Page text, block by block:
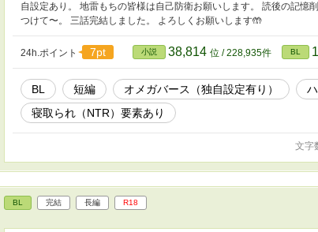
自設定あり。 地雷もちの皆様は自己防衛お願いします。 読後の記憶
つけて〜。 三話完結しました。 よろしくお願いします🤲
24h.ポイント 7pt 小説 38,814 位 / 228,935件 BL
BL 短編 オメガバース（独自設定有り）
寝取られ（NTR）要素あり
文字
BL 完結 長編 R18